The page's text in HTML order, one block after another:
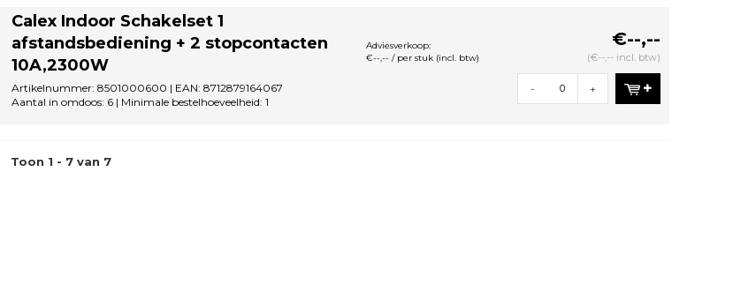
Calex Indoor Schakelset 1
afstandsbediening + 2 stopcontacten
10A,2300W
Artikelnummer: 8501000600 | EAN: 8712879164067
Aantal in omdoos: 6 | Minimale bestelhoeveelheid: 1
€--,--
Adviesverkoop:
€--,-- / per stuk (incl. btw)
(€--,-- incl. btw)
- +
Toon 1 - 7 van 7